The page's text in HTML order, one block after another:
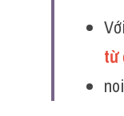
từ